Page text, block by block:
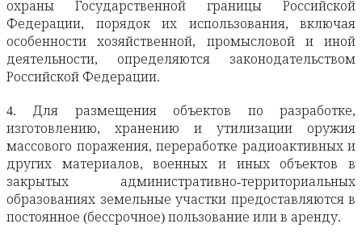
охраны Государственной границы Российской
Федерации, порядок их использования, включая
особенности хозяйственной, промысловой и иной
деятельности, определяются законодательством
Российской Федерации.
4. Для размещения объектов по разработке,
изготовлению, хранению и утилизации оружия
массового поражения, переработке радиоактивных и
других материалов, военных и иных объектов в
закрытых административно-территориальных
образованиях земельные участки предоставляются в
постоянное (бессрочное) пользование или в аренду.